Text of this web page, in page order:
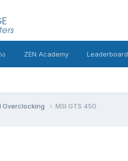
ZEN Academy Leaderboard
Overclocking MSI GTS 450